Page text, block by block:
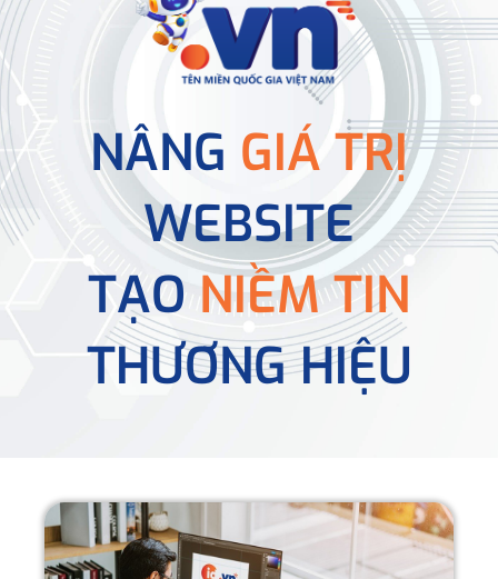
NÂNG GIÁ TRỊ
WEBSITE
TẠONIỀM TIN
THƯƠNG HIỆU